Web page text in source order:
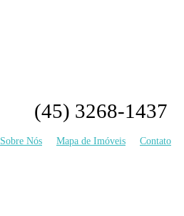
(45) 3268-1437
Sobre Nós Mapa de Imóveis Contato